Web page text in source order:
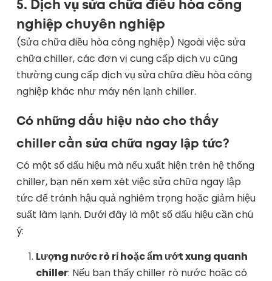
5. Dịch vụ sửa chữa điều hòa công
nghiệp chuyên nghiệp
(Sửa chữa điều hòa công nghiệp) Ngoài việc sửa
chữa chiller, các đơn vị cung cấp dịch vụ cũng
thường cung cấp dịch vụ sửa chữa điều hòa công
nghiệp khác như máy nén lạnh chiller.
Có những dấu hiệu nào cho thấy
chiller cần sửa chữa ngay lập tức?
Có một số dấu hiệu mà nếu xuất hiện trên hệ thống
chiller, bạn nên xem xét việc sửa chữa ngay lập
tức để tránh hậu quả nghiêm trọng hoặc giảm hiệu
suất làm lạnh. Dưới đây là một số dấu hiệu cần chú
ý:
Lượng nước rò rỉ hoặc ẩm ướt xung quanh
chiller: Nếu bạn thấy chiller rò nước hoặc có